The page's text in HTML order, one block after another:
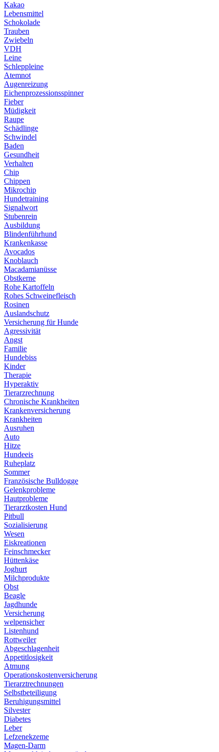
Kakao
Lebensmittel
Schokolade
Trauben
Zwiebeln
VDH
Leine
Schleppleine
Atemnot
Augenreizung
Eichenprozessionsspinner
Fieber
Müdigkeit
Raupe
Schädlinge
Schwindel
Baden
Gesundheit
Verhalten
Chip
Chippen
Mikrochip
Hundetraining
Signalwort
Stubenrein
Ausbildung
Blindenführhund
Krankenkasse
Avocados
Knoblauch
Macadamianüsse
Obstkerne
Rohe Kartoffeln
Rohes Schweinefleisch
Rosinen
Auslandschutz
Versicherung für Hunde
Agressivität
Angst
Familie
Hundebiss
Kinder
Therapie
Hyperaktiv
Tierarzrechnung
Chronische Krankheiten
Krankenversicherung
Krankheiten
Ausruhen
Auto
Hitze
Hundeeis
Ruheplatz
Sommer
Französische Bulldogge
Gelenkprobleme
Hautprobleme
Tierarztkosten Hund
Pitbull
Sozialisierung
Wesen
Eiskreationen
Feinschmecker
Hüttenkäse
Joghurt
Milchprodukte
Obst
Beagle
Jagdhunde
Versicherung
welpensicher
Listenhund
Rottweiler
Abgeschlagenheit
Appetitlosigkeit
Atmung
Operationskostenversicherung
Tierarztrechnungen
Selbstbeteiligung
Beruhigungsmittel
Silvester
Diabetes
Leber
Lefzenekzeme
Magen-Darm